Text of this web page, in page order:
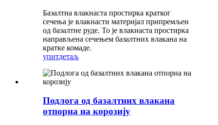
Базалтна влакнаста простирка кратког
сечења је влакнасти материјал припремљен
од базалтне руде. То је влакнаста простирка
направљена сечењем базалтних влакана на
кратке комаде.
упитдетаљ
Подлога од базалтних влакана
отпорна на корозију